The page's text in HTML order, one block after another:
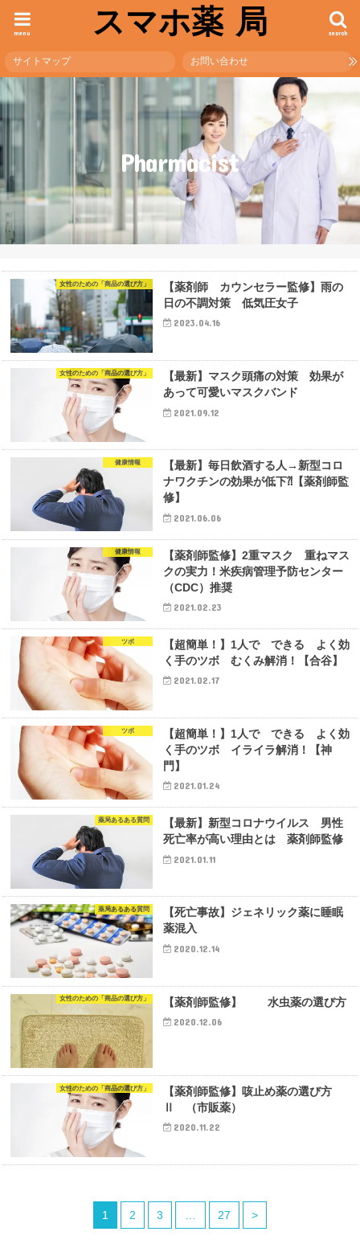
スマホ薬 局 search
menu
サイトマップ お問い合わせ
Pharmacist
女性のための「商品の選び方」
【薬剤師 カウンセラー監修】雨の
日の不調対策 低気圧女子
2023.04.16
女性のための「商品の選び方」
【最新】マスク頭痛の対策 効果が
あって可愛いマスクバンド
2021.09.12
健康情報
【最新】毎日飲酒する人→新型コロ
ナワクチンの効果が低下⁈【薬剤師監
修】
2021.06.06
健康情報
【薬剤師監修】2重マスク 重ねマス
クの実力！米疾病管理予防センター
（CDC）推奨
2021.02.23
ツボ
【超簡単！】1人で できる よく効
く手のツボ むくみ解消！【合谷】
2021.02.17
ツボ
【超簡単！】1人で できる よく効
く手のツボ イライラ解消！【神
門】
2021.01.24
薬局あるある質問
【最新】新型コロナウイルス 男性
死亡率が高い理由とは 薬剤師監修
2021.01.11
薬局あるある質問
【死亡事故】ジェネリック薬に睡眠
薬混入
2020.12.14
女性のための「商品の選び方」 【薬剤師監修】 水虫薬の選び方
2020.12.06
女性のための「商品の選び方」
【薬剤師監修】咳止め薬の選び方
Ⅱ （市販薬）
2020.11.22
1 2 3 … 27 >